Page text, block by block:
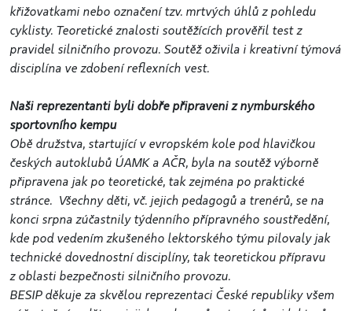
křižovatkami nebo označení tzv. mrtvých úhlů z pohledu
cyklisty. Teoretické znalosti soutěžících prověřil test z
pravidel silničního provozu. Soutěž oživila i kreativní týmová
disciplína ve zdobení reflexních vest.
Naši reprezentanti byli dobře připraveni z nymburského
sportovního kempu
Obě družstva, startující v evropském kole pod hlavičkou
českých autoklubů ÚAMK a AČR, byla na soutěž výborně
připravena jak po teoretické, tak zejména po praktické
stránce. Všechny děti, vč. jejich pedagogů a trenérů, se na
konci srpna zúčastnily týdenního přípravného soustředění,
kde pod vedením zkušeného lektorského týmu pilovaly jak
technické dovednostní disciplíny, tak teoretickou přípravu
z oblasti bezpečnosti silničního provozu.
BESIP děkuje za skvělou reprezentaci České republiky všem